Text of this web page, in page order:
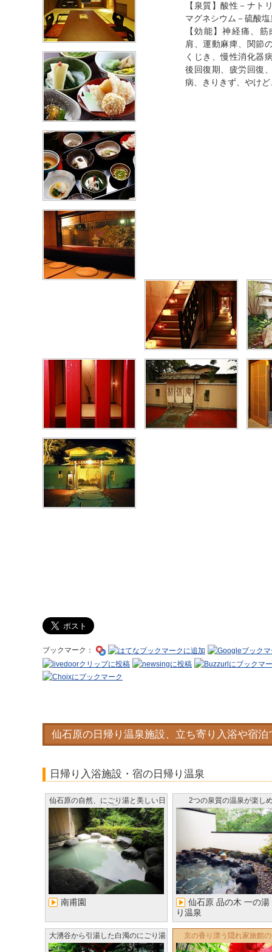
【泉質】酸性－ナ
マグネシウム－硫酸塩
【効能】神経痛、
肩、運動麻痺、関節
くじき、慢性消化器
後回復期、疲労回復
病、きりきず、やけ
ブックマーク：
仙石原の日帰り温泉施設、立ち寄り入浴や宿
日帰り入浴施設・宿の日帰り温泉
仙石原の自然、にごり湯と美しい日
本庭園
南甫園
2つの泉質の温泉が楽し
仙石原 品の木 一の湯
り温泉
大湧谷から引湯した白濁のにごり湯 京の香り漂う隠れ家旅館